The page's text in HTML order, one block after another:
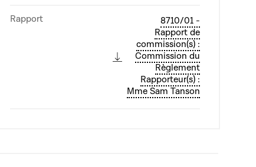
Rapport
8710/01 -
Rapport de
commission(s) :
Commission du
Règlement
Rapporteur(s) :
Mme Sam Tanson